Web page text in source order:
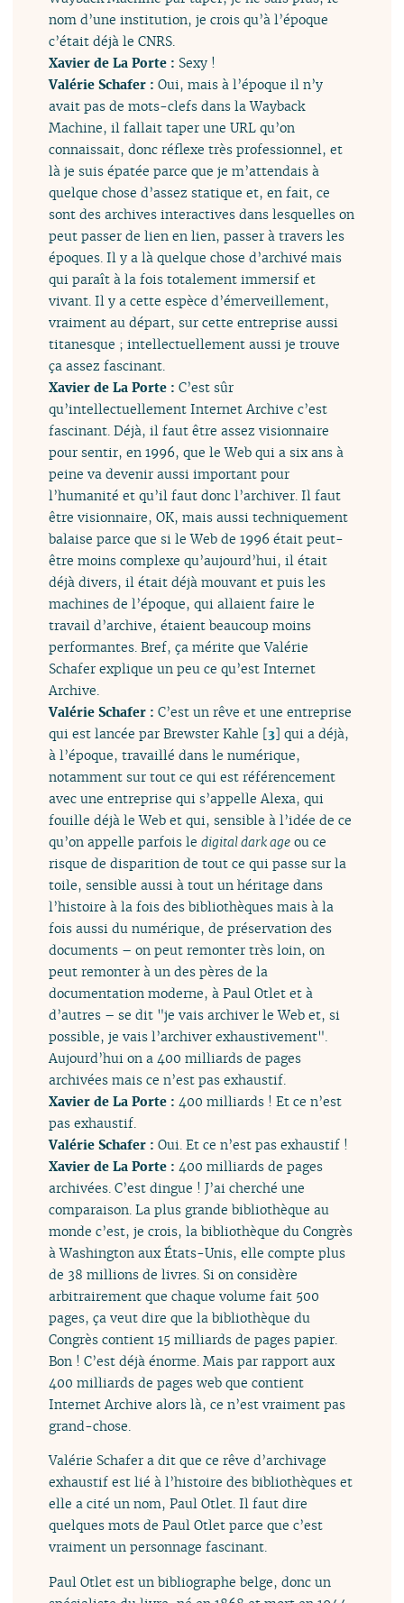
nom d’une institution, je crois qu’à l’époque
c’était déjà le CNRS.
Xavier de La Porte : Sexy !
Valérie Schafer :Oui, mais à l’époque il n’y
avait pas de mots-clefs dans la Wayback
Machine, il fallait taper une URL qu’on
connaissait, donc réflexe très professionnel, et
là je suis épatée parce que je m’attendais à
quelque chose d’assez statique et, en fait, ce
sont des archives interactives dans lesquelles on
peut passer de lien en lien, passer à travers les
époques. Il y a là quelque chose d’archivé mais
qui paraît à la fois totalement immersif et
vivant. Il y a cette espèce d’émerveillement,
vraiment au départ, sur cette entreprise aussi
titanesque ; intellectuellement aussi je trouve
ça assez fascinant.
Xavier de La Porte :C’est sûr
qu’intellectuellement Internet Archive c’est
fascinant. Déjà, il faut être assez visionnaire
pour sentir, en 1996, que le Web qui a six ans à
peine va devenir aussi important pour
l’humanité et qu’il faut donc l’archiver. Il faut
être visionnaire, OK, mais aussi techniquement
balaise parce que si le Web de 1996 était peut-
être moins complexe qu’aujourd’hui, il était
déjà divers, il était déjà mouvant et puis les
machines de l’époque, qui allaient faire le
travail d’archive, étaient beaucoup moins
performantes. Bref, ça mérite que Valérie
Schafer explique un peu ce qu’est Internet
Archive.
Valérie Schafer :C’est un rêve et une entreprise
qui est lancée par Brewster Kahle [3] qui a déjà,
à l’époque, travaillé dans le numérique,
notamment sur tout ce qui est référencement
avec une entreprise qui s’appelle Alexa, qui
fouille déjà le Web et qui, sensible à l’idée de ce
qu’on appelle parfois ledigital dark age ou ce
risque de disparition de tout ce qui passe sur la
toile, sensible aussi à tout un héritage dans
l’histoire à la fois des bibliothèques mais à la
fois aussi du numérique, de préservation des
documents – on peut remonter très loin, on
peut remonter à un des pères de la
documentation moderne, à Paul Otlet et à
d’autres – se dit "je vais archiver le Web et, si
possible, je vais l’archiver exhaustivement".
Aujourd’hui on a 400 milliards de pages
archivées mais ce n’est pas exhaustif.
Xavier de La Porte :400 milliards ! Et ce n’est
pas exhaustif.
Valérie Schafer :Oui. Et ce n’est pas exhaustif !
Xavier de La Porte :400 milliards de pages
archivées. C’est dingue ! J’ai cherché une
comparaison. La plus grande bibliothèque au
monde c’est, je crois, la bibliothèque du Congrès
à Washington aux États-Unis, elle compte plus
de 38 millions de livres. Si on considère
arbitrairement que chaque volume fait 500
pages, ça veut dire que la bibliothèque du
Congrès contient 15 milliards de pages papier.
Bon ! C’est déjà énorme. Mais par rapport aux
400 milliards de pages web que contient
Internet Archive alors là, ce n’est vraiment pas
grand-chose.
Valérie Schafer a dit que ce rêve d’archivage
exhaustif est lié à l’histoire des bibliothèques et
elle a cité un nom, Paul Otlet. Il faut dire
quelques mots de Paul Otlet parce que c’est
vraiment un personnage fascinant.
Paul Otlet est un bibliographe belge, donc un